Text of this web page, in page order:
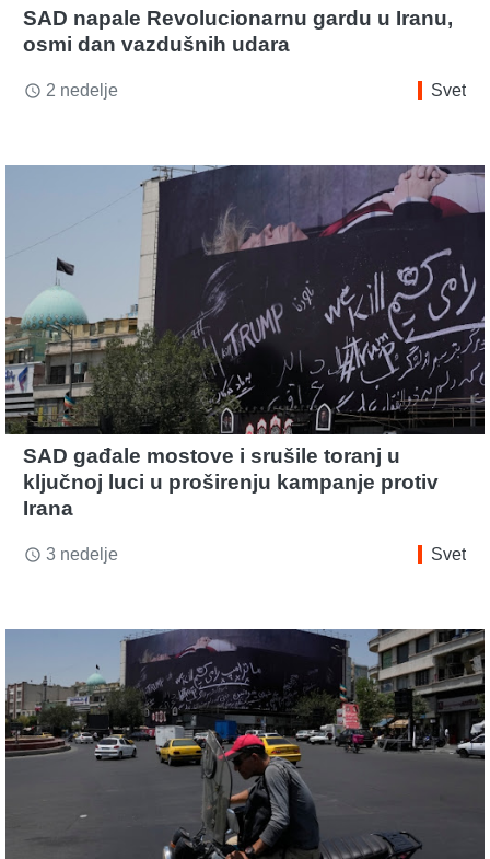
SAD napale Revolucionarnu gardu u Iranu,
osmi dan vazdušnih udara
access_time 2 nedelje Svet
SAD gađale mostove i srušile toranj u
ključnoj luci u proširenju kampanje protiv
Irana
access_time 3 nedelje Svet